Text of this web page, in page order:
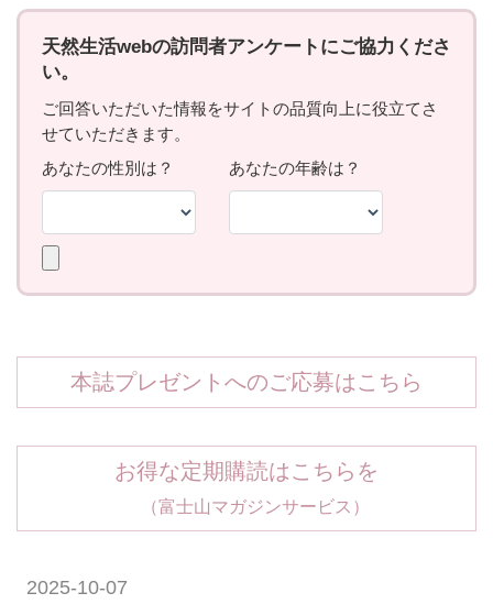
本誌プレゼントへのご応募はこちら
お得な定期購読はこちらを
（富士山マガジンサービス）
2025-10-07